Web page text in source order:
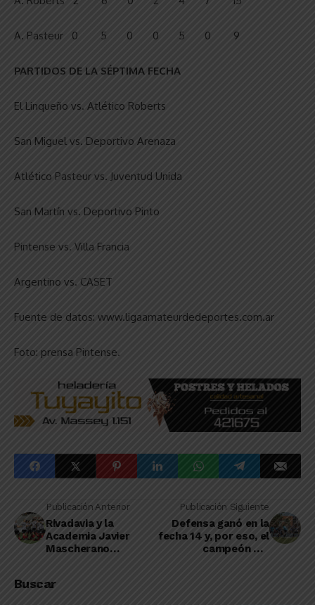
A. Pasteur 0 5 0 0 5 0 9
PARTIDOS DE LA SÉPTIMA FECHA
El Linqueño vs. Atlético Roberts
San Miguel vs. Deportivo Arenaza
Atlético Pasteur vs. Juventud Unida
San Martín vs. Deportivo Pinto
Pintense vs. Villa Francia
Argentino vs. CASET
Fuente de datos: www.ligaamateurdedeportes.com.ar
Foto: prensa Pintense.
Publicación Anterior
Rivadavia y la
Academia Javier
Mascherano
Regional Amateur
Publicación Siguiente
Defensa ganó en la
fecha 14 y, por eso, el
campeón del
Buscar